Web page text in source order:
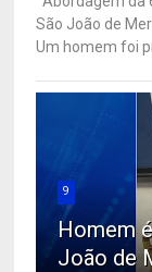
São João de
Um homem foi
9
Homem
João de